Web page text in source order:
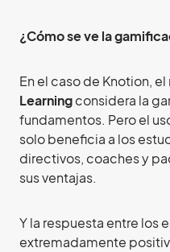
¿Cómo se ve la
En el caso de Knotion,
Learningconsidera la
fundamentos. Pero el
solo beneficia a los
directivos, coaches y
sus ventajas.
Y la respuesta entre los
extremadamente